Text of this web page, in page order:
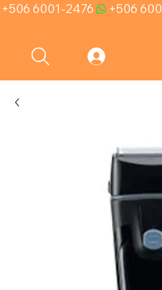
+506 6001-2476